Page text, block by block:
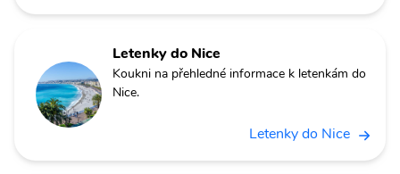
Letenky do Nice
Koukni na přehledné informace k letenkám do
Nice.
Letenky do Nice